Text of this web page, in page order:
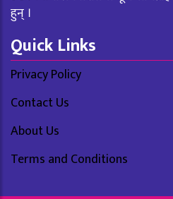
हुन् ।
Quick Links
Privacy Policy
Contact Us
About Us
Terms and Conditions